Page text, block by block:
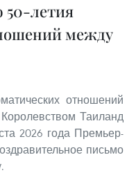
50-летия
между
отношений
Таиланд
2026 года Премьер-
письмо